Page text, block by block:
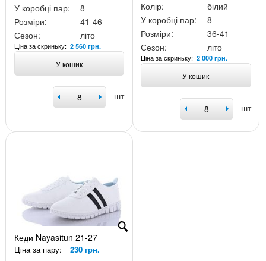
У коробці пар:
8
Розміри:
41-46
Сезон:
літо
Ціна за скриньку: 2 560 грн.
У кошик
шт
Колір:
білий
У коробці пар:
8
Розміри:
36-41
Сезон:
літо
Ціна за скриньку:2 000 грн.
У кошик
шт
Кеди Nayasitun 21-27
Ціна за пару: 230 грн.